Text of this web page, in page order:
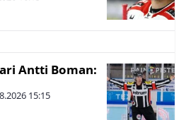
Antti Boman:
15:15